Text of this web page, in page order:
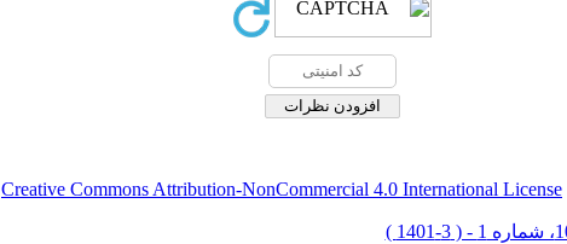
Creative Commons Attribution-NonCommercial 4.0 International License